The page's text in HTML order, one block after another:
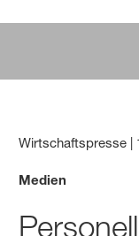
Wirtschaftspresse |
Medien